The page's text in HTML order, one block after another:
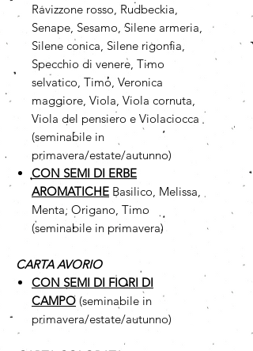
Ravizzone rosso, Rudbeckia,
Senape, Sesamo, Silene armeria,
Silene conica, Silene rigonfia,
Specchio di venere, Timo
selvatico, Timo, Veronica
maggiore, Viola, Viola cornuta,
Viola del pensiero e Violaciocca
(seminabile in
primavera/estate/autunno)
CON SEMI DI ERBE
AROMATICHE Basilico, Melissa,
Menta, Origano, Timo
(seminabile in primavera)
CARTA AVORIO
CON SEMI DI FIORI DI
CAMPO (seminabile in
primavera/estate/autunno)